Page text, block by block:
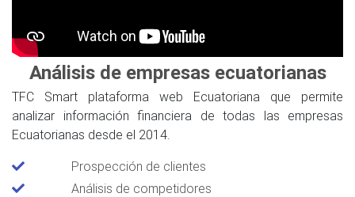
Análisis de empresas ecuatorianas
TFC Smart plataforma web Ecuatoriana que permite
analizar información financiera de todas las empresas
Ecuatorianas desde el 2014.
Prospección de clientes
Análisis de competidores